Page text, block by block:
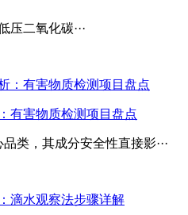
压二氧化碳···
有害物质检测项目盘点
类，其成分安全性直接影···